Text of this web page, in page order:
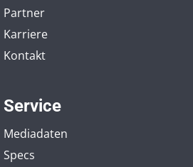
Partner
Karriere
Kontakt
Service
Mediadaten
Specs